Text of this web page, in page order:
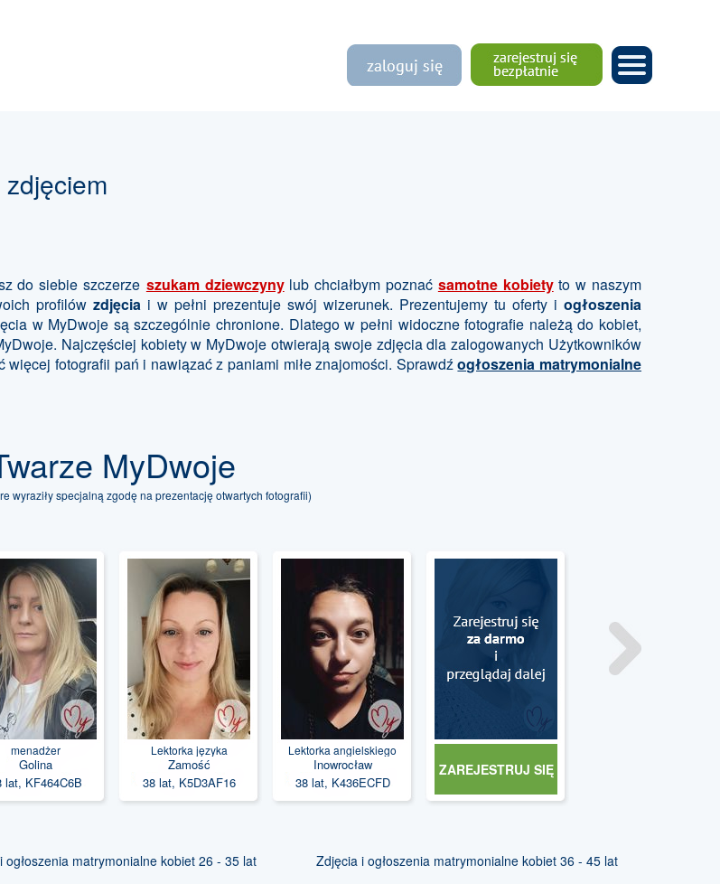
do siebie szczerze szukam dziewczynylub chciałbym poznać samotne kobiety to w naszym
profilów zdjęcia i w pełni prezentuje swój wizerunek. Prezentujemy tu oferty i ogłoszenia
w MyDwoje są szczególnie chronione. Dlatego w pełni widoczne fotografie należą do kobiet,
Najczęściej kobiety w MyDwoje otwierają swoje zdjęcia dla zalogowanych Użytkowników
więcej fotografii pań i nawiązać z paniami miłe znajomości. Sprawdźogłoszenia matrymonialne
MyDwoje
wyraziły specjalną zgodę na prezentację otwartych fotografii)
menadżer
Golina
lat, KF464C6B
Lektorka języka
angielskiego
Zamość
38 lat, K5D3AF16
Lektorka angielskiego
Inowrocław
38 lat, K436ECFD
ZAREJESTRUJ SIĘ
ogłoszenia matrymonialne kobiet 26 - 35 lat
Zdjęcia i ogłoszenia matrymonialne kobiet 36 - 45 lat